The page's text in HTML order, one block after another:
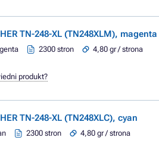
TN-248-XL (TN248XLM), magenta
2300 stron
4,80 gr / strona
produkt?
TN-248-XL (TN248XLC), cyan
2300 stron
4,80 gr / strona